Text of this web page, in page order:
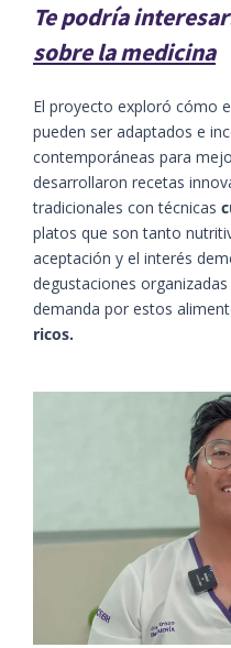
Te podría
sobre la medicina
El proyecto exploró cómo
pueden ser adaptados e
contemporáneas para
desarrollaron recetas
tradicionales con técnicas
platos que son tanto
aceptación y el interés
degustaciones
demanda por estos
ricos.